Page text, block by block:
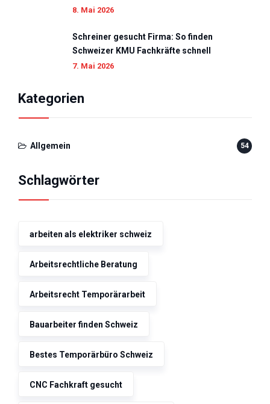
8. Mai 2026
Schreiner gesucht Firma: So finden
Schweizer KMU Fachkräfte schnell
7. Mai 2026
Kategorien
Allgemein 54
Schlagwörter
arbeiten als elektriker schweiz
Arbeitsrechtliche Beratung
Arbeitsrecht Temporärarbeit
Bauarbeiter finden Schweiz
Bestes Temporärbüro Schweiz
CNC Fachkraft gesucht